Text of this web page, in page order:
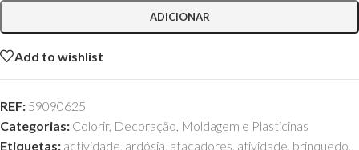
ADICIONAR
Add to wishlist
REF: 59090625
Categorias: Colorir, Decoração, Moldagem e Plasticinas
Etiquetas: actividade, ardósia, atacadores, atividade, brinquedo,